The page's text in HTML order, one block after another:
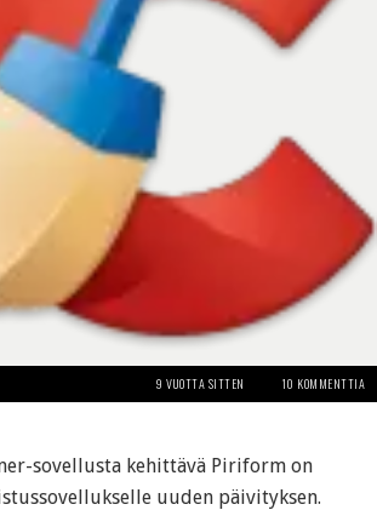
9 VUOTTA SITTEN 10 KOMMENTTIA
sovellusta kehittävä Piriform on
uuden päivityksen.